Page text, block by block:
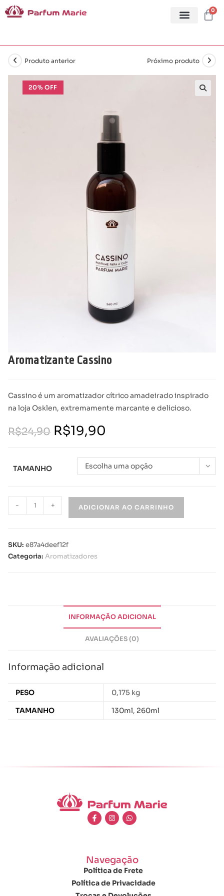
0
20% OFF
Produto anterior Próximo produto
Aromatizante Cassino
Cassino é um aromatizador cítrico amadeirado inspirado
na loja Osklen, extremamente marcante e delicioso.
R$24,90 R$19,90
TAMANHO Escolha uma opção
- + ADICIONAR AO CARRINHO
SKU: e87a4deef12f
Categoria: Aromatizadores
INFORMAÇÃO ADICIONAL
AVALIAÇÕES (0)
Informação adicional
PESO
0,175 kg
TAMANHO
130ml, 260ml
Navegação
Política de Frete
Política de Privacidade